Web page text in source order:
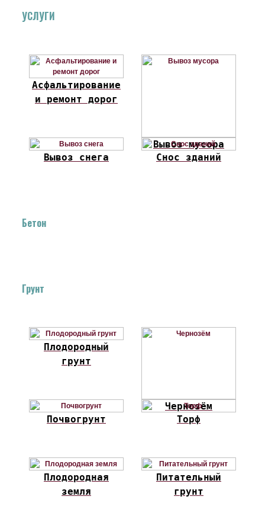
УСЛУГИ
Асфальтирование
и ремонт дорог
Вывоз мусора
Вывоз снега
Снос зданий
Бетон
Грунт
Плодородный
грунт
Чернозём
Почвогрунт
Торф
Плодородная
земля
Питательный
грунт